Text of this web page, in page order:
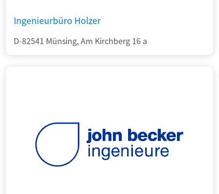
Ingenieurbüro Holzer
D-82541 Münsing, Am Kirchberg 16 a